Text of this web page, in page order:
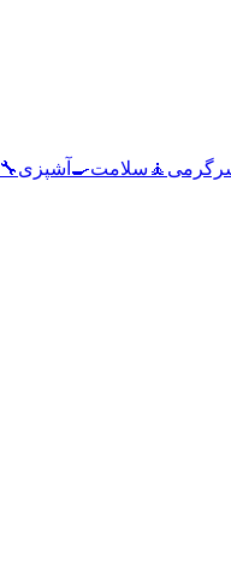
🧘 سلامت🍳 آشپزی🔧